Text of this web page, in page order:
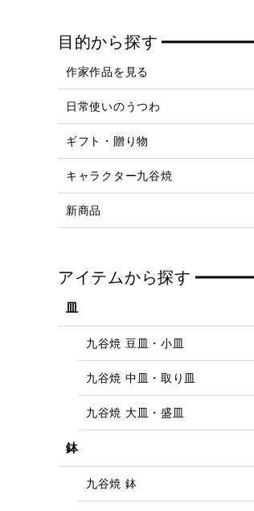
目的から探す
作家作品を見る
日常使いのうつわ
ギフト・贈り物
キャラクター九谷焼
新商品
アイテムから探す
皿
九谷焼 豆皿・小皿
九谷焼 中皿・取り皿
九谷焼 大皿・盛皿
鉢
九谷焼 鉢